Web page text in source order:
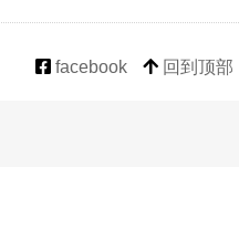
facebook
回到顶部